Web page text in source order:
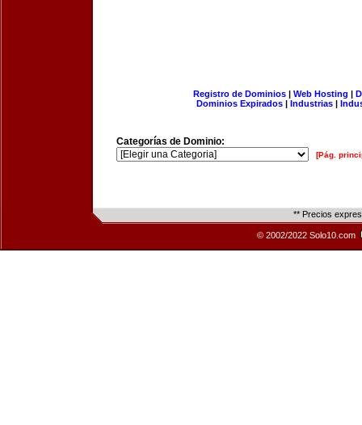
Registro de Dominios| Web Hosting |
Dominios Expirados | Industrias |
Categorías de Dominio:
[Pág.
** Precios
© 2002/2022 Solo10.com